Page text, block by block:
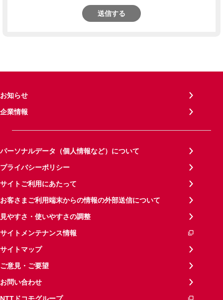
送信する
お知らせ
企業情報
パーソナルデータ（個人情報など）について
プライバシーポリシー
サイトご利用にあたって
お客さまご利用端末からの情報の外部送信について
見やすさ・使いやすさの調整
サイトメンテナンス情報
サイトマップ
ご意見・ご要望
お問い合わせ
NTTドコモグループ